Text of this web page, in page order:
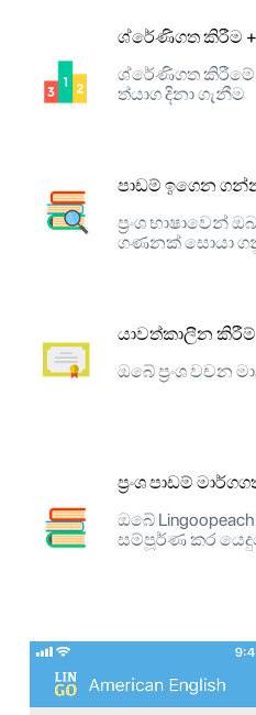
ශ්රේණිගත කිරීම +
ශ්රේණිගත කිරීමේ
ත්යාග දිනා ගැනීම
පාඩම් ඉගෙන
ප්‍රංශ භාෂාවෙන්
ගණනක් සොයා
යාවත්කාලීන කිරීම්
ඔබේ ප්‍රංශ වචන
ප්‍රංශ පාඩම්
ඔබේ
සම්පූර්ණ කර